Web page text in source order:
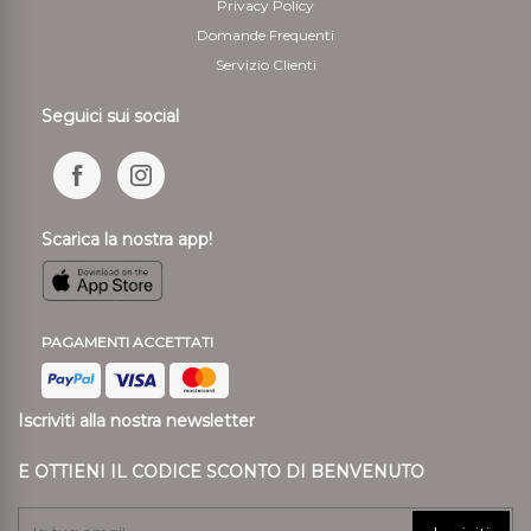
Privacy Policy
Domande Frequenti
Servizio Clienti
Seguici sui social
Scarica la nostra app!
PAGAMENTI ACCETTATI
Iscriviti alla nostra newsletter
E OTTIENI IL CODICE SCONTO DI BENVENUTO